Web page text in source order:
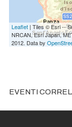
Leaflet | Tiles © Esri --
NRCAN, Esri Japan,
2012. Data by
EVENTI